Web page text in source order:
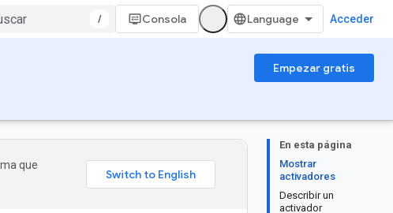
/ Consola Acceder
Empezar gratis
En esta página
Mostrar
activadores
Describir un
activador
que